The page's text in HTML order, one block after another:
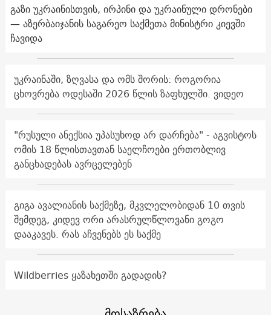
გაზი უკრაინისთვის, ირპინი და უკრაინული დრონები
— აზერბაიჯანის საგარეო საქმეთა მინისტრი კიევში
ჩავიდა
უკრაინაში, ზღვასა და ომს შორის: როგორია
ცხოვრება ოდესაში 2026 წლის ზაფხულში. ვიდეო
"რუსული ანექსია უპასუხოდ არ დარჩება" - აგვისტოს
ომის 18 წლისთავთან საელჩოები ერთობლივ
განცხადებას ავრცელებენ
გიგა ავალიანის საქმეზე, მკვლელობიდან 10 თვის
შემდეგ, კიდევ ორი არასრულწლოვანი გოგო
დააკავეს. რას აჩვენებს ეს საქმე
Wildberries ყაზახეთში გადადის?